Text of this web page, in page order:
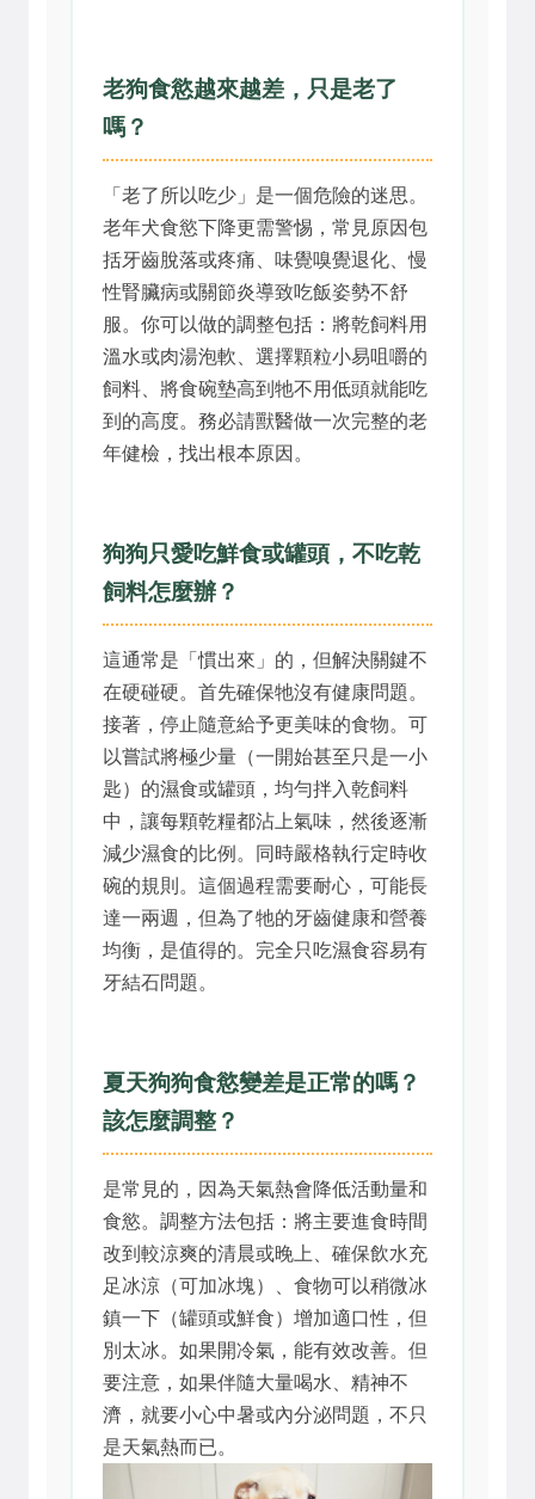
老狗食慾越來越差，只是老了
嗎？
「老了所以吃少」是一個危險的迷思。
老年犬食慾下降更需警惕，常見原因包
括牙齒脫落或疼痛、味覺嗅覺退化、慢
性腎臟病或關節炎導致吃飯姿勢不舒
服。你可以做的調整包括：將乾飼料用
溫水或肉湯泡軟、選擇顆粒小易咀嚼的
飼料、將食碗墊高到牠不用低頭就能吃
到的高度。務必請獸醫做一次完整的老
年健檢，找出根本原因。
狗狗只愛吃鮮食或罐頭，不吃乾
飼料怎麼辦？
這通常是「慣出來」的，但解決關鍵不
在硬碰硬。首先確保牠沒有健康問題。
接著，停止隨意給予更美味的食物。可
以嘗試將極少量（一開始甚至只是一小
匙）的濕食或罐頭，均勻拌入乾飼料
中，讓每顆乾糧都沾上氣味，然後逐漸
減少濕食的比例。同時嚴格執行定時收
碗的規則。這個過程需要耐心，可能長
達一兩週，但為了牠的牙齒健康和營養
均衡，是值得的。完全只吃濕食容易有
牙結石問題。
夏天狗狗食慾變差是正常的嗎？
該怎麼調整？
是常見的，因為天氣熱會降低活動量和
食慾。調整方法包括：將主要進食時間
改到較涼爽的清晨或晚上、確保飲水充
足冰涼（可加冰塊）、食物可以稍微冰
鎮一下（罐頭或鮮食）增加適口性，但
別太冰。如果開冷氣，能有效改善。但
要注意，如果伴隨大量喝水、精神不
濟，就要小心中暑或內分泌問題，不只
是天氣熱而已。